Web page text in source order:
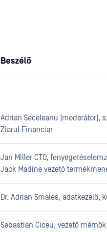
Beszélő
Adrian Seceleanu [moderátor],
Ziarul Financiar
Jan Miller CTO,
Jack Madine vezető
Dr. Adrian Smales, adatkezelő,
Sebastian Ciceu, vezető